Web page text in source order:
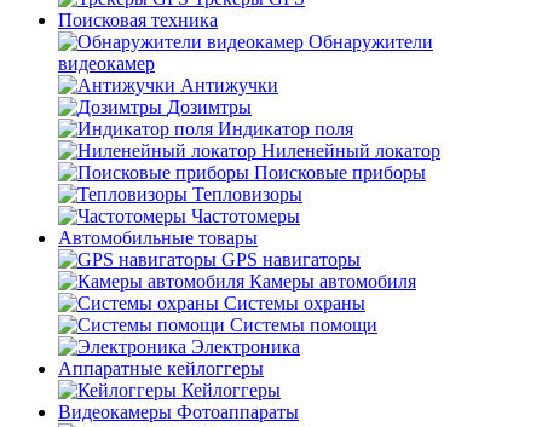
Поисковая техника
Обнаружители
видеокамер
Антижучки
Дозимтры
Индикатор поля
Ниленейный локатор
Поисковые приборы
Тепловизоры
Частотомеры
Автомобильные товары
GPS навигаторы
Камеры автомобиля
Системы охраны
Системы помощи
Электроника
Аппаратные кейлоггеры
Кейлоггеры
Видеокамеры Фотоаппараты